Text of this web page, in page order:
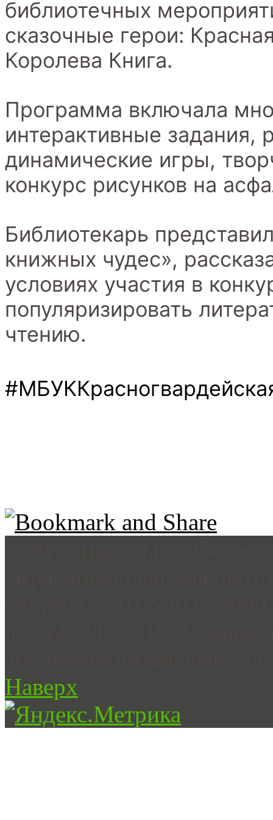
библиотечных
сказочные герои:
Королева Книга.
Программа включала
интерактивные задания,
динамические игры,
конкурс рисунков на
Библиотекарь
книжных чудес»,
условиях участия в
популяризировать
чтению.
Наверх